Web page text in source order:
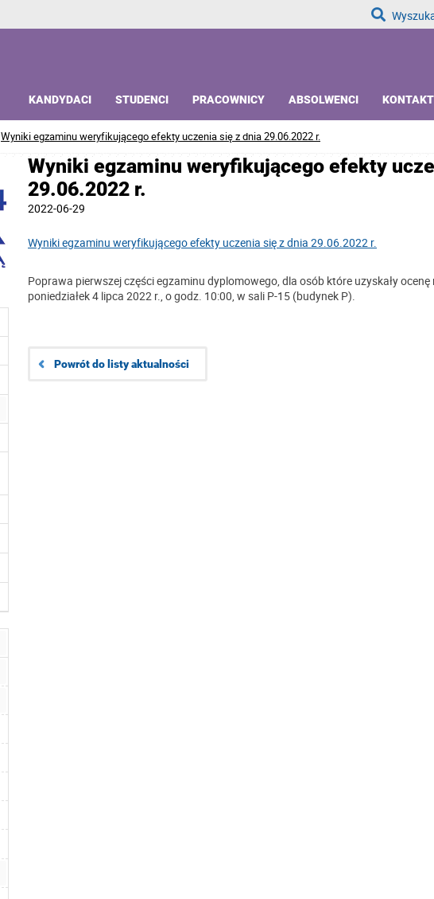
KANDYDACI STUDENCI PRACOWNICY ABSOLWENCI KONTAKT
Wyniki egzaminu weryfikującego efekty uczenia się z dnia 29.06.2022 r.
Wyniki egzaminu weryfikującego efekty
29.06.2022 r.
2022-06-29
Wyniki egzaminu weryfikującego efekty uczenia się z dnia 29.06.2022 r.
Poprawa pierwszej części egzaminu dyplomowego, dla osób które uzyskały
poniedziałek 4 lipca 2022 r., o godz. 10:00, w sali P-15 (budynek P).
Powrót do listy aktualności